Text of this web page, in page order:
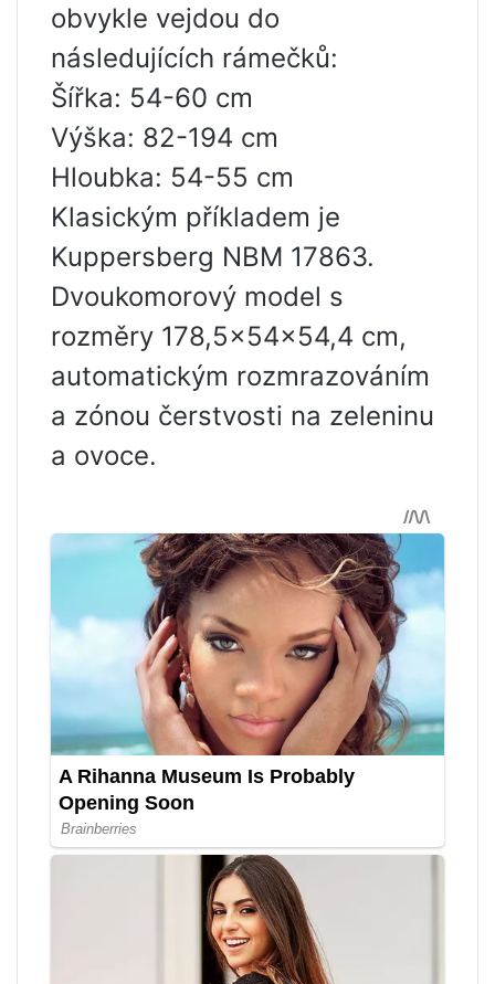
obvykle vejdou do
následujících rámečků:
Šířka: 54-60 cm
Výška: 82-194 cm
Hloubka: 54-55 cm
Klasickým příkladem je
Kuppersberg NBM 17863.
Dvoukomorový model s
rozměry 178,5x54x54,4 cm,
automatickým rozmrazováním
a zónou čerstvosti na zeleninu
a ovoce.